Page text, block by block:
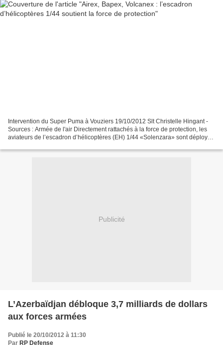
Intervention du Super Puma à Vouziers 19/10/2012 Slt Christelle Hingant -
Sources : Armée de l'air Directement rattachés à la force de protection, les
aviateurs de l’escadron d’hélicoptères (EH) 1/44 «Solenzara» sont déployés
Publicité
L’Azerbaïdjan débloque 3,7 milliards de dollars
aux forces armées
Publié le 20/10/2012 à 11:30
Par RP Defense